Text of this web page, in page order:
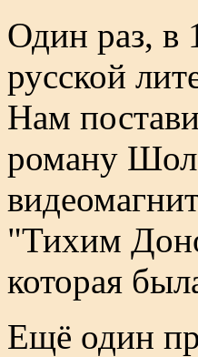
Один раз, в
русской
Нам
роману
"Тихим
которая
Ещё один